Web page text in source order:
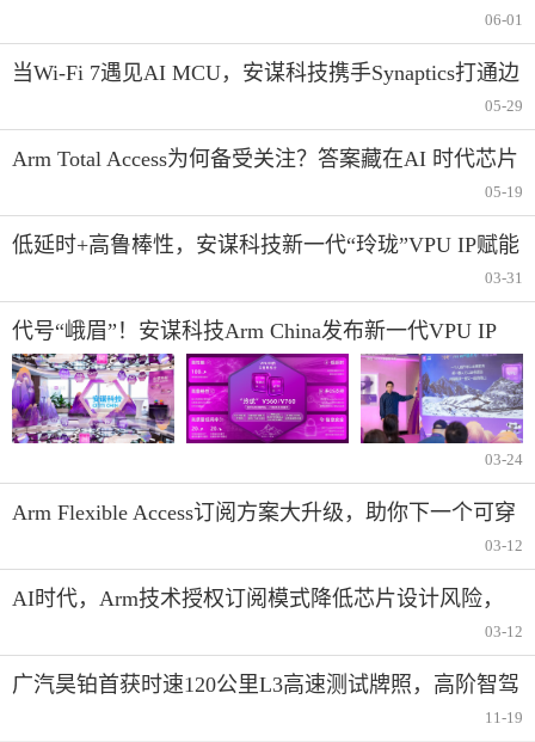
06-01
当Wi-Fi 7遇见AI MCU，安谋科技携手Synaptics打通边
05-29
Arm Total Access为何备受关注？答案藏在AI 时代芯片
05-19
低延时+高鲁棒性，安谋科技新一代“玲珑”VPU IP赋能
03-31
代号“峨眉”！安谋科技Arm China发布新一代VPU IP
03-24
Arm Flexible Access订阅方案大升级，助你下一个可穿
03-12
AI时代，Arm技术授权订阅模式降低芯片设计风险，
03-12
广汽昊铂首获时速120公里L3高速测试牌照，高阶智驾
11-19